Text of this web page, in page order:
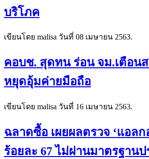
บริโภค
เขียนโดย malisa วันที่ 08 เมษายน 2563.
คอบช. สุดทน ร่อน จม.เตือน
หยุดอุ้มค่ายมือถือ
เขียนโดย malisa วันที่ 16 เมษายน 2563.
ฉลาดซื้อ เผยผลตรวจ ‘แอลก
ร้อยละ 67 ไม่ผ่านมาตรฐาน